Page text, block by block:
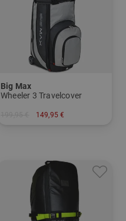
Big Max
Wheeler 3 Travelcover
149,95 €